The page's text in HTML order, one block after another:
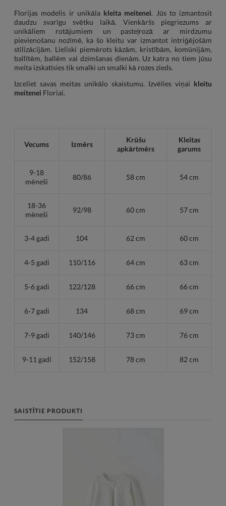
Florijas modelis ir unikāla kleita meitenei. Jūs to izmantosit
daudzu svarīgu svētku laikā. Vienkāršs piegriezums ar
unikāliem rotājumiem un pasteļrozā ar mirdzumu
pievienošanu nozīmē, ka šo kleitu var izmantot intriģējošām
stilizācijām. Lieliski piemērots kāzām, kristībām, komūnijām,
ballītēm, ballēm vai dzimšanas dienām. Uz katra no tiem jūsu
meita izskatīsies tik smalki un smalki kā rozes zieds.
Izceliet savas meitas unikālo skaistumu. Izvēlies viņai kleitu
meitenei Floriai.
Vecums Izmērs
Krūšu
apkārtmērs
Kleitas
garums
9-18
mēneši
80/86 58 cm 54 cm
18-36
mēneši
92/98 60 cm 57 cm
3-4 gadi 104 62 cm 60 cm
4-5 gadi 110/116 64 cm 63 cm
5-6 gadi 122/128 66 cm 66 cm
6-7 gadi 134 68 cm 69 cm
7-9 gadi 140/146 73 cm 76 cm
9-11 gadi 152/158 78 cm 82 cm
SAISTĪTIE PRODUKTI